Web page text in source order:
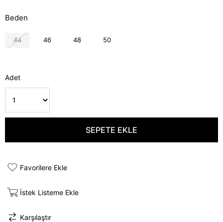
Beden
44 46 48 50
Adet
Favorilere Ekle
İstek Listeme Ekle
Karşılaştır